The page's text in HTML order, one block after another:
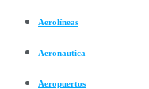
Aerolíneas
Aeronautica
Aeropuertos